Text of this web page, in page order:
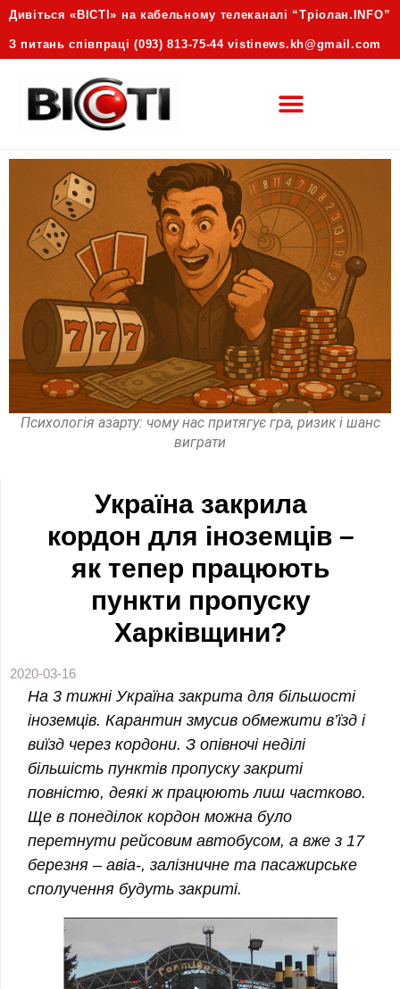
Дивіться «ВІСТІ» на кабельному телеканалі “Трiолан.INFO”
З питань співпраці (093) 813-75-44 vistinews.kh@gmail.com
Психологія азарту: чому нас притягує гра, ризик і шанс
виграти
Україна закрила
кордон для іноземців –
як тепер працюють
пункти пропуску
Харківщини?
2020-03-16
На 3 тижні Україна закрита для більшості
іноземців. Карантин змусив обмежити в’їзд і
виїзд через кордони. З опівночі неділі
більшість пунктів пропуску закриті
повністю, деякі ж працюють лиш частково.
Ще в понеділок кордон можна було
перетнути рейсовим автобусом, а вже з 17
березня – авіа-, залізничне та пасажирське
сполучення будуть закриті.